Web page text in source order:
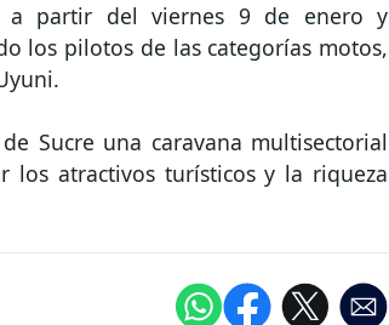
a partir del viernes 9 de enero y
los pilotos de las categorías motos,
Sucre una caravana multisectorial
atractivos turísticos y la riqueza